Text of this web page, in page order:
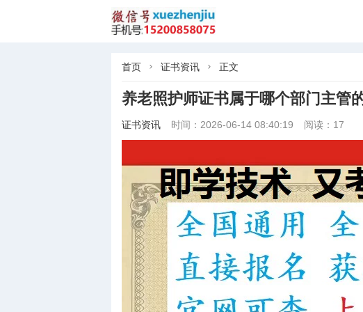
首页  证书资讯  正文
养老照护师证书属于哪个部门主管
证书资讯 时间：2026-06-14 08:40:19 阅读：17